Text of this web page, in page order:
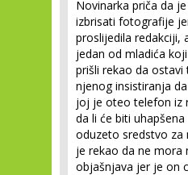
Novinarka priča da
izbrisati fotografije
proslijedila redakciji,
jedan od mladića
prišli rekao da
njenog insistiranja
joj je oteo telefon iz
da li će biti
oduzeto sredstvo za
je rekao da ne mora
objašnjava jer je on